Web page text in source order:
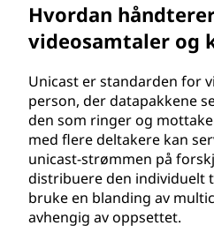
Hvordan
videosamtaler og
Unicast er standarden for
person, der datapakkene
den som ringer og
med flere deltakere kan
unicast-strømmen på
distribuere den individuelt
bruke en blanding av
avhengig av oppsettet.